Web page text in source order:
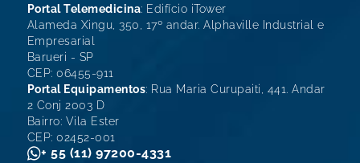
Portal Telemedicina: Edifício iTower
Alameda Xingu, 350, 17º andar. Alphaville Industrial e
Empresarial
Barueri - SP
CEP: 06455-911
Portal Equipamentos: Rua Maria Curupaiti, 441. Andar
2 Conj 2003 D
Bairro: Vila Ester
CEP: 02452-001
+ 55 (11) 97200-4331